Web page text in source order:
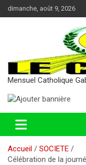
Aller
au
dimanche, août 9, 2026
Mensuel Catholique
Accueil
SOCIETE
Célébration de la